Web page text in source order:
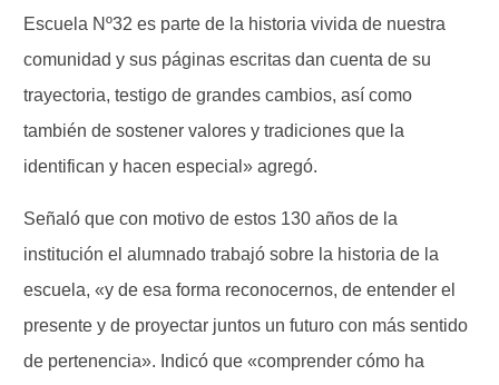
Escuela Nº32 es parte de la historia vivida de nuestra
comunidad y sus páginas escritas dan cuenta de su
trayectoria, testigo de grandes cambios, así como
también de sostener valores y tradiciones que la
identifican y hacen especial» agregó.
Señaló que con motivo de estos 130 años de la
institución el alumnado trabajó sobre la historia de la
escuela, «y de esa forma reconocernos, de entender el
presente y de proyectar juntos un futuro con más sentido
de pertenencia». Indicó que «comprender cómo ha